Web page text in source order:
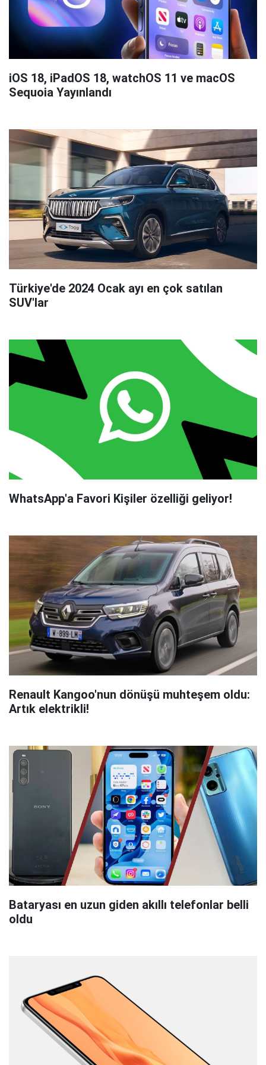
iOS 18, iPadOS 18, watchOS 11 ve macOS
Sequoia Yayınlandı
Türkiye'de 2024 Ocak ayı en çok satılan
SUV'lar
WhatsApp'a Favori Kişiler özelliği geliyor!
Renault Kangoo'nun dönüşü muhteşem oldu:
Artık elektrikli!
Bataryası en uzun giden akıllı telefonlar belli
oldu